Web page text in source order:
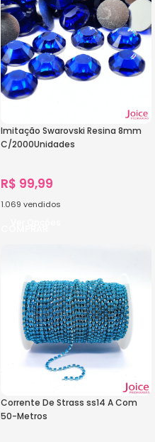
Imitação Swarovski Resina 8mm
C/2000Unidades
R$ 99,99
1.069 vendidos
Corrente De Strass ss14 A Com
50-Metros